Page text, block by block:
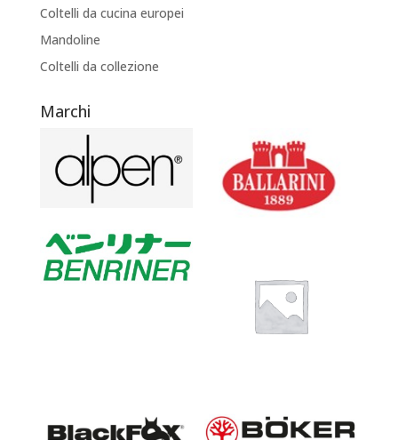
Coltelli da cucina europei
Mandoline
Coltelli da collezione
Marchi